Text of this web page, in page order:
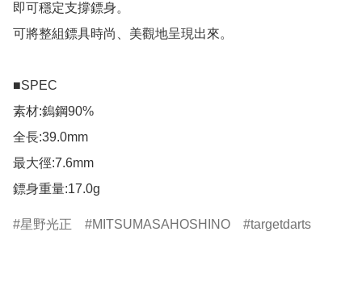
即可穩定支撐鏢身。
可將整組鏢具時尚、美觀地呈現出來。
■SPEC
素材:鎢鋼90%
全長:39.0mm
最大徑:7.6mm
鏢身重量:17.0g
星野光正 MITSUMASAHOSHINO targetdarts